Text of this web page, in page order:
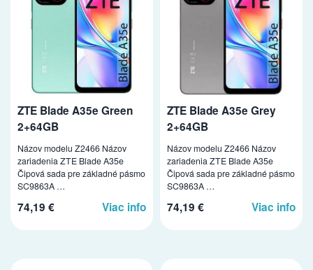
ZTE Blade A35e Green
2+64GB
Názov modelu Z2466 Názov
zariadenia ZTE Blade A35e
Čipová sada pre základné pásmo
SC9863A …
74,19 € Viac info
ZTE Blade A35e Grey
2+64GB
Názov modelu Z2466 Názov
zariadenia ZTE Blade A35e
Čipová sada pre základné pásmo
SC9863A …
74,19 € Viac info